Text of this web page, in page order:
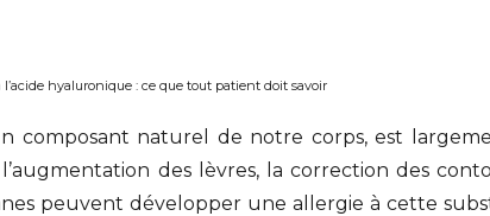
l’acide hyaluronique : ce que tout patient doit savoir
composant naturel de notre corps, est
des lèvres, la correction des
peuvent développer une allergie à cette